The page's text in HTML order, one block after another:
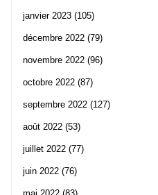
janvier 2023 (105)
décembre 2022 (79)
novembre 2022 (96)
octobre 2022 (87)
septembre 2022 (127)
août 2022 (53)
juillet 2022 (77)
juin 2022 (76)